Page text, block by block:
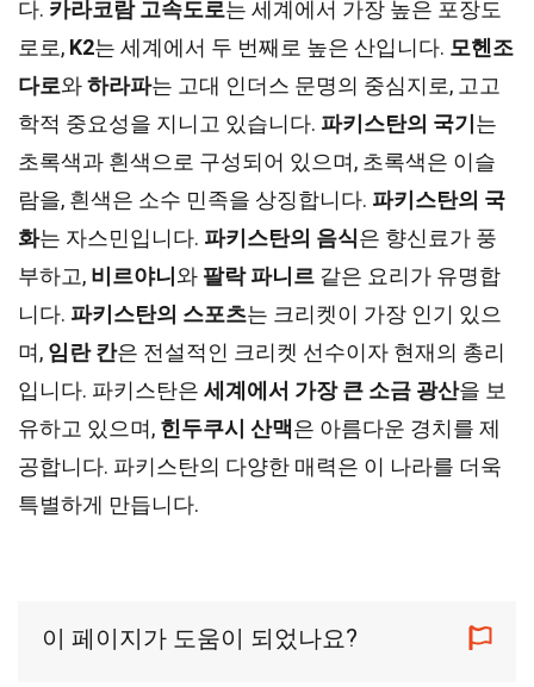
다. 카라코람 고속도로는 세계에서 가장 높은 포장도
로로, K2는 세계에서 두 번째로 높은 산입니다. 모헨조
다로와하라파는 고대 인더스 문명의 중심지로, 고고
학적 중요성을 지니고 있습니다. 파키스탄의 국기 는
초록색과 흰색으로 구성되어 있으며, 초록색은 이슬
람을, 흰색은 소수 민족을 상징합니다. 파키스탄의 국
화는 자스민입니다. 파키스탄의 음식은 향신료가 풍
부하고, 비르야니 와 팔락 파니르 같은 요리가 유명합
니다. 파키스탄의 스포츠는 크리켓이 가장 인기 있으
며, 임란 칸은 전설적인 크리켓 선수이자 현재의 총리
입니다. 파키스탄은 세계에서 가장 큰 소금 광산을 보
유하고 있으며, 힌두쿠시 산맥은 아름다운 경치를 제
공합니다. 파키스탄의 다양한 매력은 이 나라를 더욱
특별하게 만듭니다.
이 페이지가 도움이 되었나요?